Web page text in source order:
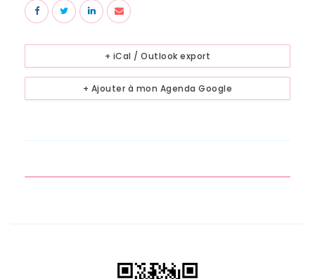
+ Ajouter à mon Agenda Google
+ iCal / Outlook export